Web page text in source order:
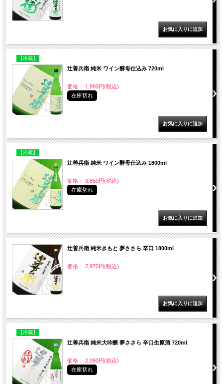
【冷蔵】
辻善兵衛 純米 ワイン酵母仕込み 720ml
価格： 1,980円(税込)
在庫切れ
【冷蔵】
辻善兵衛 純米 ワイン酵母仕込み 1800ml
価格： 3,850円(税込)
在庫切れ
辻善兵衛 純米きもと 夢ささら 辛口 1800ml
価格： 2,970円(税込)
【冷蔵】
辻善兵衛 純米大吟醸 夢ささら 辛口生原酒 720ml
価格： 2,090円(税込)
在庫切れ